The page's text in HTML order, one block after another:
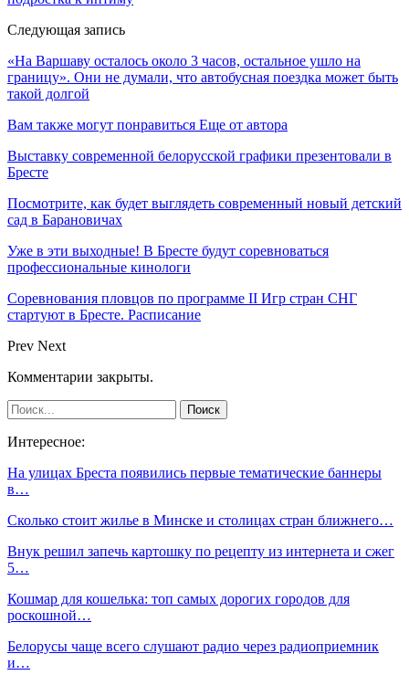
Следующая запись
«На Варшаву осталось около 3 часов, остальное ушло на
границу». Они не думали, что автобусная поездка может быть
такой долгой
Вам также могут понравиться Еще от автора
Выставку современной белорусской графики презентовали в
Бресте
Посмотрите, как будет выглядеть современный новый детский
сад в Барановичах
Уже в эти выходные! В Бресте будут соревноваться
профессиональные кинологи
Соревнования пловцов по программе II Игр стран СНГ
стартуют в Бресте. Расписание
Prev Next
Комментарии закрыты.
Интересное:
На улицах Бреста появились первые тематические баннеры
в…
Сколько стоит жилье в Минске и столицах стран ближнего…
Внук решил запечь картошку по рецепту из интернета и сжег
5…
Кошмар для кошелька: топ самых дорогих городов для
роскошной…
Белорусы чаще всего слушают радио через радиоприемник
и…